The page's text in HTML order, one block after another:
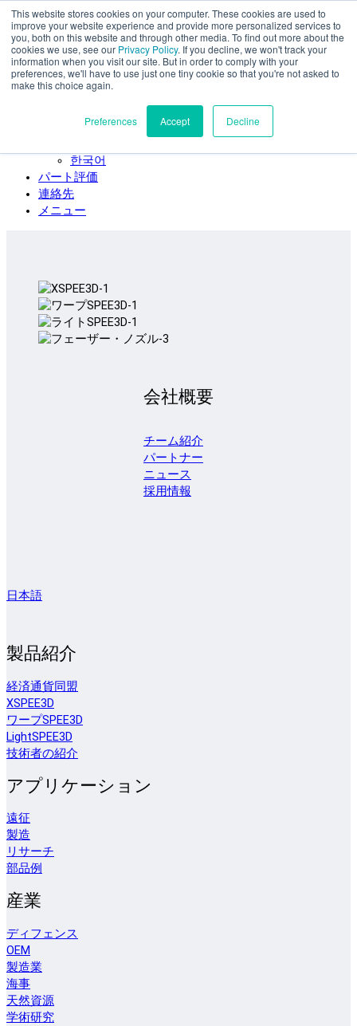
This website stores cookies on your computer. These cookies are used to
improve your website experience and provide more personalized services to
you, both on this website and through other media. To find out more about the
cookies we use, see our Privacy Policy. If you decline, we won't track your
information when you visit our site. But in order to comply with your
preferences, we'll have to use just one tiny cookie so that you're not asked to
make this choice again.
Preferences Accept Decline
本文へスキップ
SPEE3D
日本語
English
Español
Français
한국어
パート評価
連絡先
メニュー
会社概要
チーム紹介
パートナー
ニュース
採用情報
日本語
製品紹介
経済通貨同盟
XSPEE3D
ワープSPEE3D
LightSPEE3D
技術者の紹介
アプリケーション
遠征
製造
リサーチ
部品例
産業
ディフェンス
OEM
製造業
海事
天然資源
学術研究